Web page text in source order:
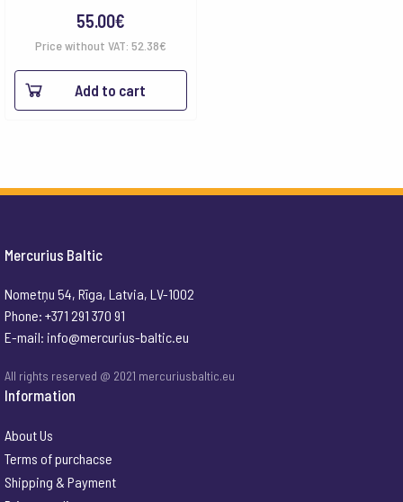
55.00€
Price without VAT: 52.38€
Add to cart
Mercurius Baltic
Nometņu 54, Rīga, Latvia, LV-1002
Phone: +371 291 370 91
E-mail: info@mercurius-baltic.eu
All rights reserved @ 2021 mercuriusbaltic.eu
Information
About Us
Terms of purchacse
Shipping & Payment